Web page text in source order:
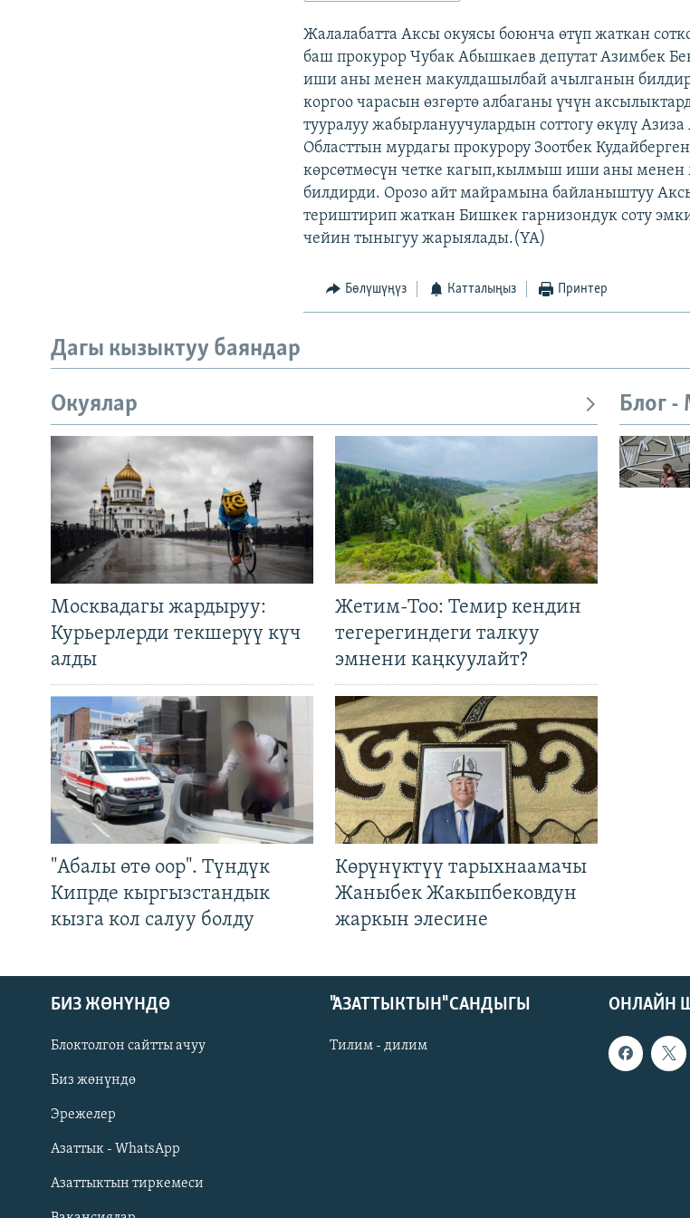
Русский
ОНЛАЙН ШЕРИНЕ
Жалалабатта Аксы окуясы боюнча өтүп жаткан
баш прокурор Чубак Абышкаев депутат Азимбек
иши аны менен макулдашылбай ачылганын
коргоо чарасын өзгөртө албаганы үчүн
тууралуу жабырлануучулардын соттогу өкүлү
Областтын мурдагы прокурору Зоотбек
көрсөтмөсүн четке кагып,кылмыш иши аны
билдирди. Орозо айт майрамына байланыштуу
териштирип жаткан Бишкек гарнизондук соту
чейин тыныгуу жарыялады.(YA)
Бөлүшүңүз Катталыңыз Принтер
Дагы кызыктуу баяндар
Окуялар
Москвадагы жардыруу:
Курьерлерди текшерүү күч
алды
Жетим-Тоо: Темир кендин
тегерегиндеги талкуу
эмнени каңкуулайт?
"Абалы өтө оор". Түндүк
Кипрде кыргызстандык
кызга кол салуу болду
Көрүнүктүү тарыхнаамачы
Жаныбек Жакыпбековдун
жаркын элесине
Блог -
ОНЛАЙН
БИЗ ЖӨНҮНДӨ
Блоктолгон сайтты ачуу
Биз жөнүндө
Эрежелер
Азаттык - WhatsApp
Азаттыктын тиркемеси
"АЗАТТЫКТЫН" САНДЫГЫ
Тилим - дилим